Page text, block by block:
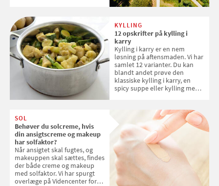
KYLLING
12 opskrifter på kylling i
karry
Kylling i karry er en nem
løsning på aftensmaden. Vi har
samlet 12 varianter. Du kan
blandt andet prøve den
klassiske kylling i karry, en
spicy suppe eller kylling med
SOL
Behøver du solcreme, hvis
din ansigtscreme og makeup
har solfaktor?
Når ansigtet skal fugtes, og
makeuppen skal sættes, findes
der både creme og makeup
med solfaktor. Vi har spurgt
overlæge på Videncenter for